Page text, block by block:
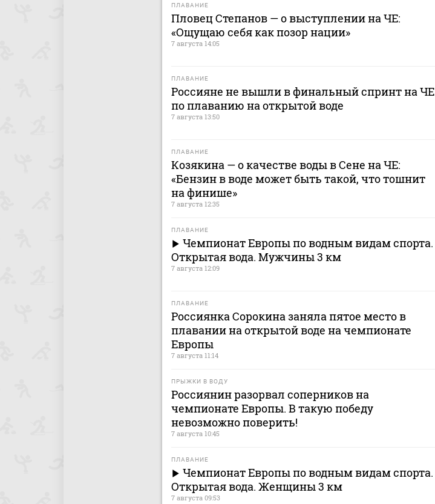
ПЛАВАНИЕ
Пловец Степанов — о выступлении на ЧЕ:
«Ощущаю себя как позор нации»
7 августа 14:05
ПЛАВАНИЕ
Россияне не вышли в финальный спринт на ЧЕ
по плаванию на открытой воде
7 августа 13:50
ПЛАВАНИЕ
Козякина — о качестве воды в Сене на ЧЕ:
«Бензин в воде может быть такой, что тошнит
на финише»
7 августа 12:35
ПЛАВАНИЕ
Чемпионат Европы по водным видам спорта.
Открытая вода. Мужчины 3 км
7 августа 12:09
ПЛАВАНИЕ
Россиянка Сорокина заняла пятое место в
плавании на открытой воде на чемпионате
Европы
7 августа 11:14
ПРЫЖКИ В ВОДУ
Россиянин разорвал соперников на
чемпионате Европы. В такую победу
невозможно поверить!
7 августа 10:45
ПЛАВАНИЕ
Чемпионат Европы по водным видам спорта.
Открытая вода. Женщины 3 км
7 августа 09:53